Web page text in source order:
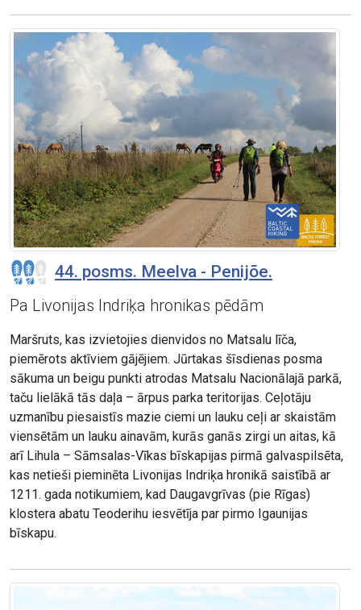
44. posms. Meelva - Penijõe.
Pa Livonijas Indriķa hronikas pēdām
Maršruts, kas izvietojies dienvidos no Matsalu līča,
piemērots aktīviem gājējiem. Jūrtakas šīsdienas posma
sākuma un beigu punkti atrodas Matsalu Nacionālajā parkā,
taču lielākā tās daļa – ārpus parka teritorijas. Ceļotāju
uzmanību piesaistīs mazie ciemi un lauku ceļi ar skaistām
viensētām un lauku ainavām, kurās ganās zirgi un aitas, kā
arī Lihula – Sāmsalas-Vīkas bīskapijas pirmā galvaspilsēta,
kas netieši pieminēta Livonijas Indriķa hronikā saistībā ar
1211. gada notikumiem, kad Daugavgrīvas (pie Rīgas)
klostera abatu Teoderihu iesvētīja par pirmo Igaunijas
bīskapu.